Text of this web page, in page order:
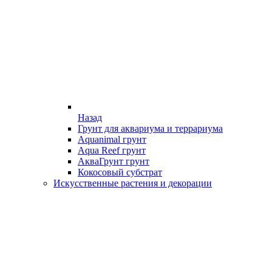
Назад
Грунт для аквариума и террариума
Aquanimal грунт
Aqua Reef грунт
АкваГрунт грунт
Кокосовый субстрат
Искусственные растения и декорации